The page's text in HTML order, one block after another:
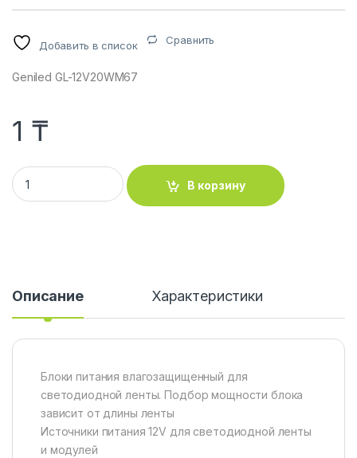
Добавить в список Сравнить
Geniled GL-12V20WM67
1 ₸
Блок питания Geniled GL-12V20WM67 quantity
В корзину
Описание Характеристики
Блоки питания влагозащищенный для
светодиодной ленты. Подбор мощности блока
зависит от длины ленты
Источники питания 12V для светодиодной ленты
и модулей